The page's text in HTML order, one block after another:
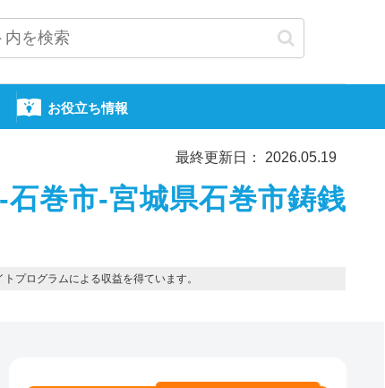
お役立ち情報
最終更新日： 2026.05.19
巻市-宮城県石巻市鋳銭
プログラムによる収益を得ています。